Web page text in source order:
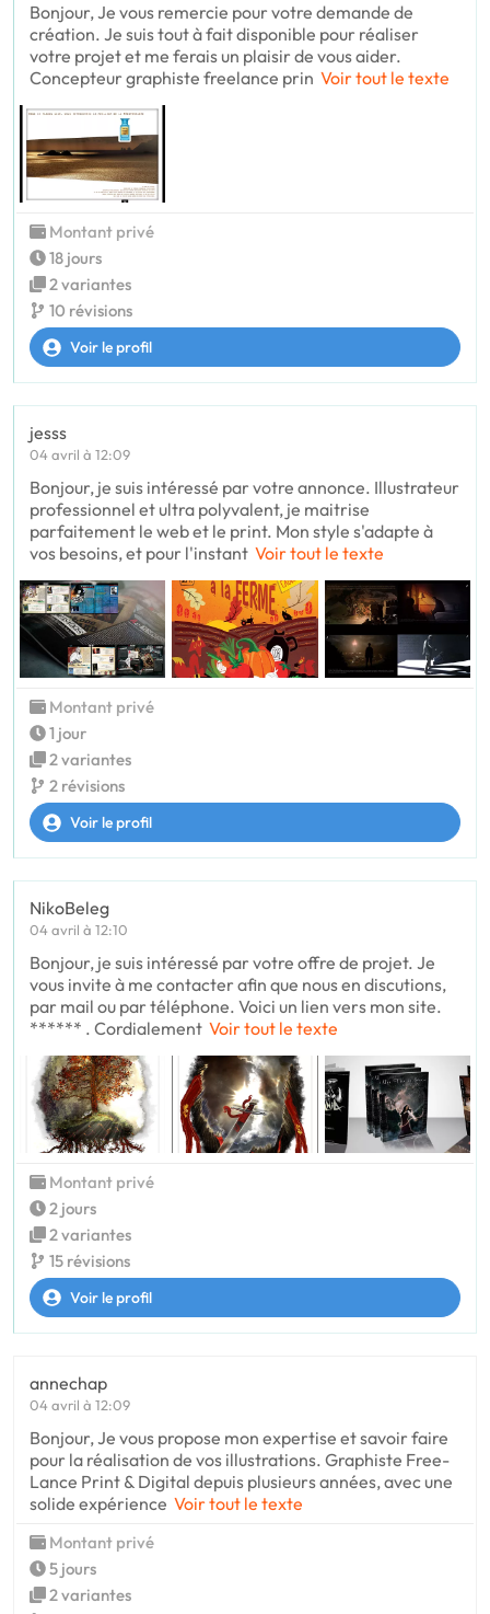
Bonjour, Je vous remercie pour votre demande de
création. Je suis tout à fait disponible pour réaliser
votre projet et me ferais un plaisir de vous aider.
Concepteur graphiste freelance prin Voir tout le texte
Montant privé
18 jours
2 variantes
10 révisions
Voir le profil
jesss
04 avril à 12:09
Bonjour, je suis intéressé par votre annonce. Illustrateur
professionnel et ultra polyvalent, je maitrise
parfaitement le web et le print. Mon style s'adapte à
vos besoins, et pour l'instant Voir tout le texte
Montant privé
1 jour
2 variantes
2 révisions
Voir le profil
NikoBeleg
04 avril à 12:10
Bonjour, je suis intéressé par votre offre de projet. Je
vous invite à me contacter afin que nous en discutions,
par mail ou par téléphone. Voici un lien vers mon site.
****** . Cordialement Voir tout le texte
Montant privé
2 jours
2 variantes
15 révisions
Voir le profil
annechap
04 avril à 12:09
Bonjour, Je vous propose mon expertise et savoir faire
pour la réalisation de vos illustrations. Graphiste Free-
Lance Print & Digital depuis plusieurs années, avec une
solide expérience Voir tout le texte
Montant privé
5 jours
2 variantes